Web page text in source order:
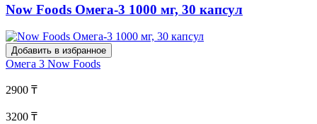
Now Foods Омега-3 1000 мг, 30 капсул
Добавить в избранное
Омега 3 Now Foods
2900 ₸
3200 ₸